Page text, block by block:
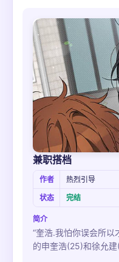
兼职搭档
作者 热烈引导
状态
完结
简介
“奎浩.我怕你误会所
的申奎浩(25)和徐允